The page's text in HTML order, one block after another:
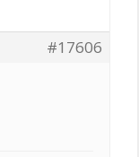
#17606